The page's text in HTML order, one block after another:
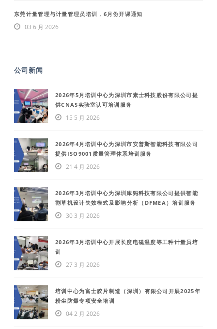
东莞计量管理与计量管理员培训，6月份开课通知
03 6 月 2026
公司新闻
2026年5月培训中心为深圳市素士科技股份有限公司提
供CNAS实验室认可培训服务
15 5 月 2026
2026年4月培训中心为深圳市安普斯智能科技有限公司
提供ISO9001质量管理体系培训服务
21 4 月 2026
2026年3月培训中心为深圳库犸科技有限公司提供智能
割草机设计失效模式及影响分析（DFMEA）培训服务
30 3 月 2026
2026年3月培训中心开展长度电磁温度等工种计量员培
训
27 3 月 2026
培训中心为富士胶片制造（深圳）有限公司开展2025年
粉尘防爆专项安全培训
04 2 月 2026